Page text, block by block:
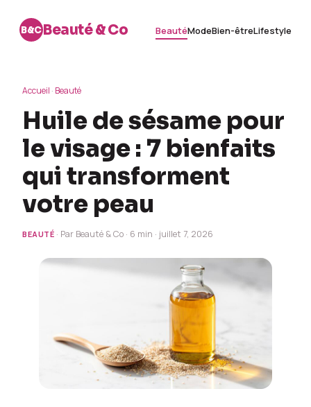
B&CBeauté & Co BeautéModeBien-êtreLifestyle
Accueil · Beauté
Huile de sésame pour
le visage : 7 bienfaits
qui transforment
votre peau
BEAUTÉ · Par Beauté & Co · 6 min · juillet 7, 2026